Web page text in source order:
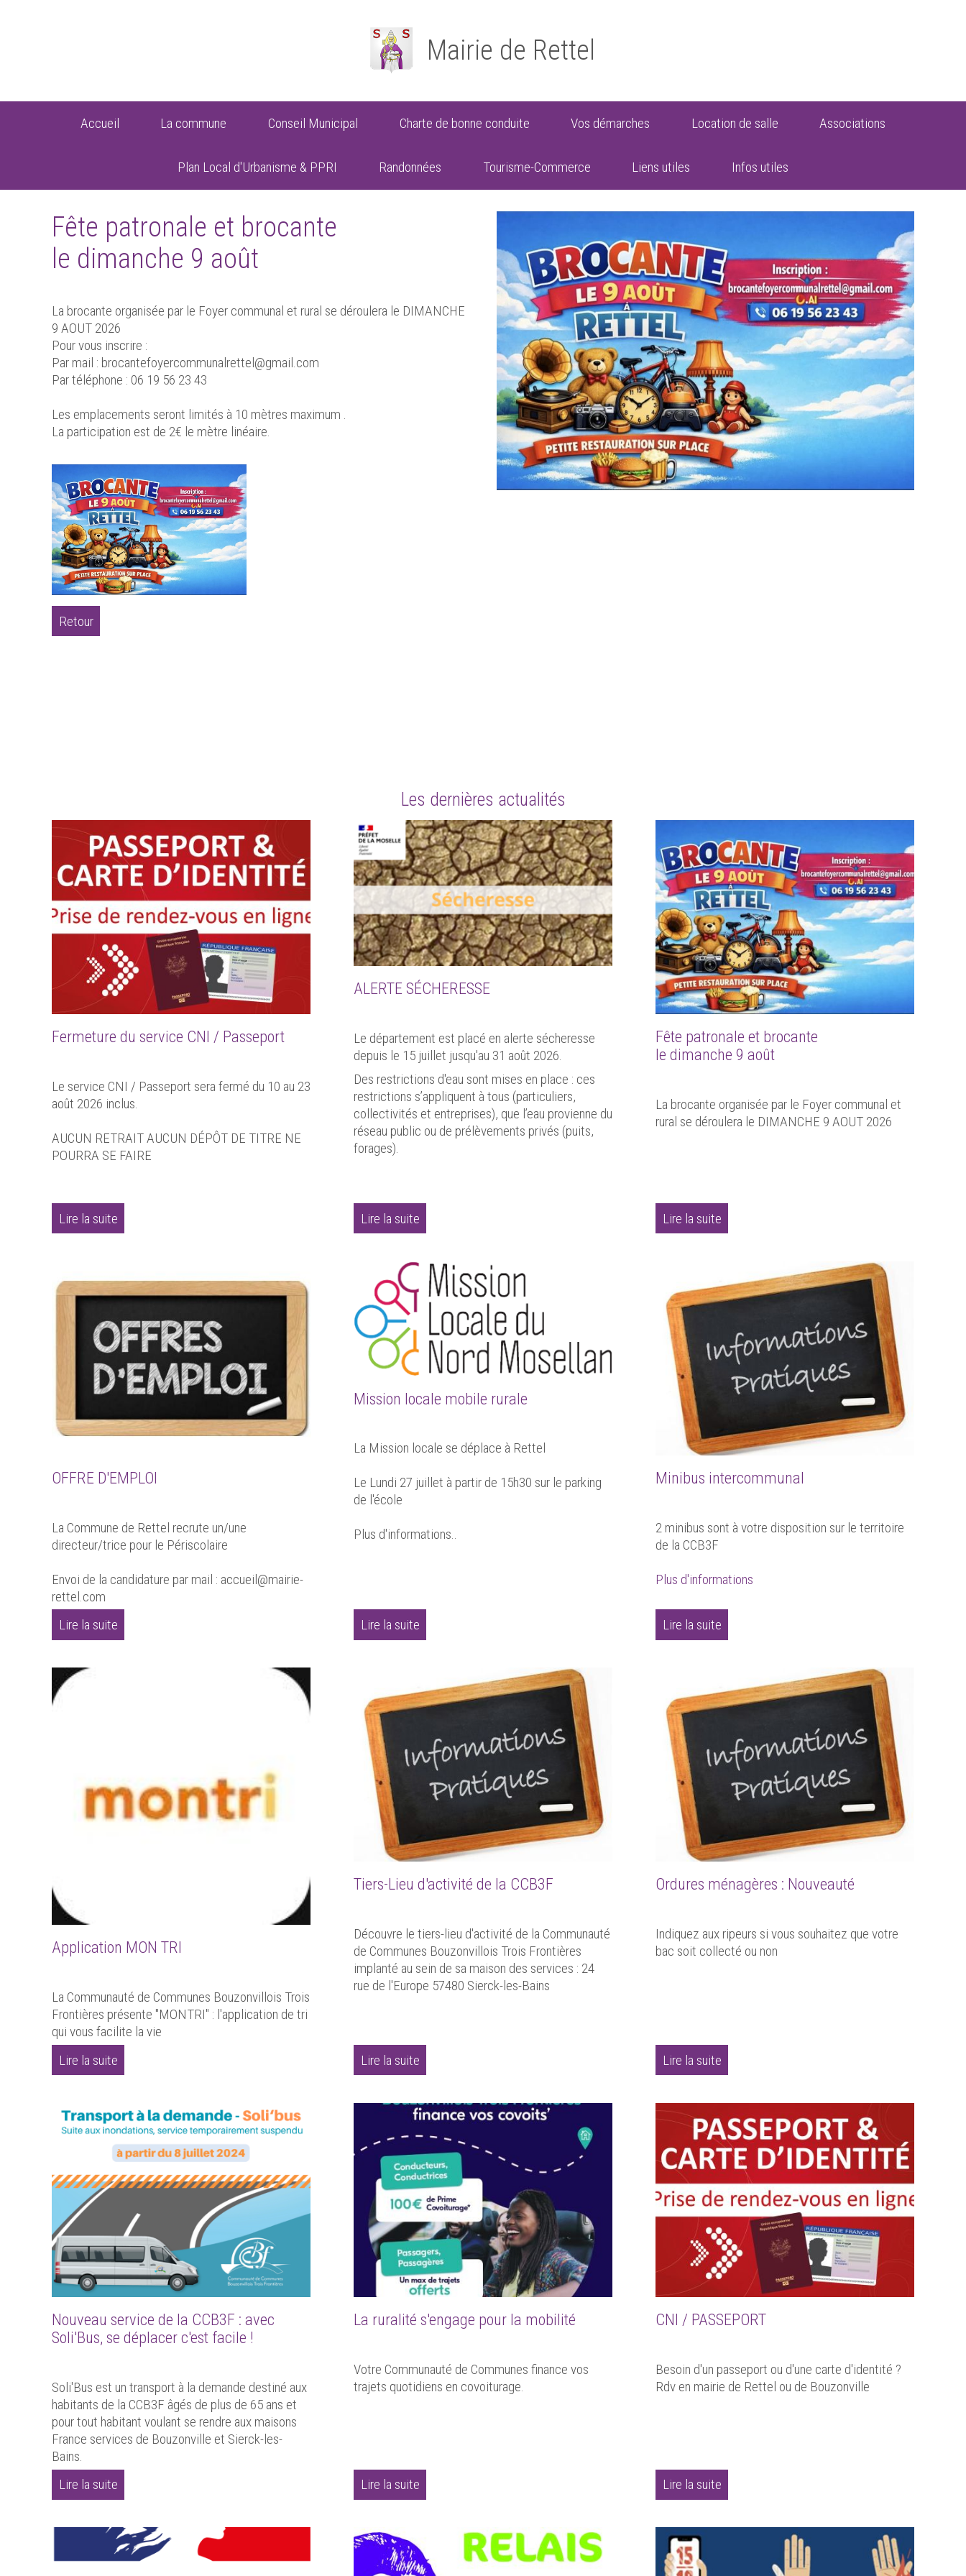
Mairie de Rettel
Accueil La commune Conseil Municipal Charte de bonne conduite Vos démarches Location de salle Associations
Plan Local d'Urbanisme & PPRI Randonnées Tourisme-Commerce Liens utiles Infos utiles
Fête patronale et brocante
le dimanche 9 août
La brocante organisée par le Foyer communal et rural se déroulera le DIMANCHE
9 AOUT 2026
Pour vous inscrire :
Par mail : brocantefoyercommunalrettel@gmail.com
Par téléphone : 06 19 56 23 43
Les emplacements seront limités à 10 mètres maximum .
La participation est de 2€ le mètre linéaire.
Retour
Les dernières actualités
Fermeture du service CNI / Passeport
Le service CNI / Passeport sera fermé du 10 au 23
août 2026 inclus.
AUCUN RETRAIT AUCUN DÉPÔT DE TITRE NE
POURRA SE FAIRE
Lire la suite
ALERTE SÉCHERESSE
Le département est placé en alerte sécheresse
depuis le 15 juillet jusqu'au 31 août 2026.
Des restrictions d'eau sont mises en place : ces
restrictions s’appliquent à tous (particuliers,
collectivités et entreprises), que l’eau provienne du
réseau public ou de prélèvements privés (puits,
forages).
Lire la suite
Fête patronale et brocante
le dimanche 9 août
La brocante organisée par le Foyer communal et
rural se déroulera le DIMANCHE 9 AOUT 2026
Lire la suite
OFFRE D'EMPLOI
La Commune de Rettel recrute un/une
directeur/trice pour le Périscolaire
Envoi de la candidature par mail : accueil@mairie-
rettel.com
Lire la suite
Mission locale mobile rurale
La Mission locale se déplace à Rettel
Le Lundi 27 juillet à partir de 15h30 sur le parking
de l'école
Plus d'informations..
Lire la suite
Minibus intercommunal
2 minibus sont à votre disposition sur le territoire
de la CCB3F
Plus d'informations
Lire la suite
Application MON TRI
La Communauté de Communes Bouzonvillois Trois
Frontières présente "MONTRI" : l'application de tri
qui vous facilite la vie
Lire la suite
Tiers-Lieu d'activité de la CCB3F
Découvre le tiers-lieu d'activité de la Communauté
de Communes Bouzonvillois Trois Frontières
implanté au sein de sa maison des services : 24
rue de l'Europe 57480 Sierck-les-Bains
Lire la suite
Ordures ménagères : Nouveauté
Indiquez aux ripeurs si vous souhaitez que votre
bac soit collecté ou non
Lire la suite
Nouveau service de la CCB3F : avec
Soli'Bus, se déplacer c'est facile !
Soli'Bus est un transport à la demande destiné aux
habitants de la CCB3F âgés de plus de 65 ans et
pour tout habitant voulant se rendre aux maisons
France services de Bouzonville et Sierck-les-
Bains.
Lire la suite
La ruralité s'engage pour la mobilité
Votre Communauté de Communes finance vos
trajets quotidiens en covoiturage.
Lire la suite
CNI / PASSEPORT
Besoin d'un passeport ou d'une carte d'identité ?
Rdv en mairie de Rettel ou de Bouzonville
Lire la suite